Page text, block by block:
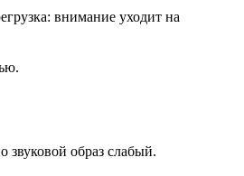
внимание уходит на
звуковой образ слабый.